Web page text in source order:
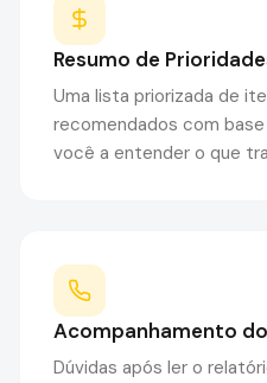
Resumo de
Uma lista priorizada de
recomendados com
você a entender o que
Acompanhamento
Dúvidas após ler o